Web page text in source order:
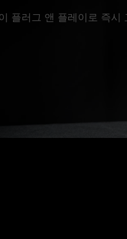
플러그 앤 플레이로 즉시